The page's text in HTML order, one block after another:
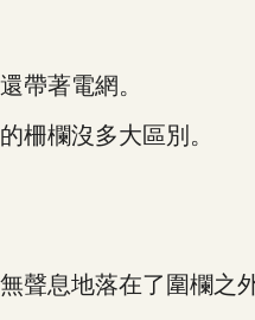
著電網。
欄沒多大區別。
息地落在了圍欄之外